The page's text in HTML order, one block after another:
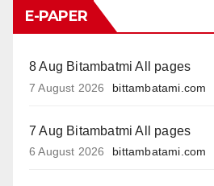
E-PAPER
8 Aug Bitambatmi All pages
7 August 2026 bittambatami.com
7 Aug Bitambatmi All pages
6 August 2026 bittambatami.com